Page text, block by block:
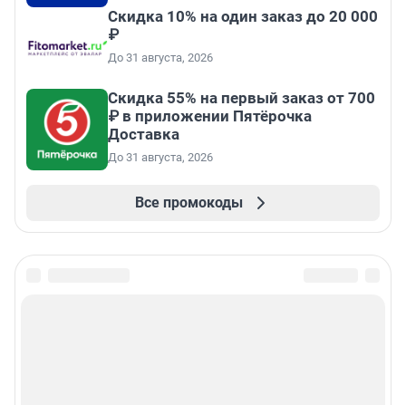
Скидка 10% на один заказ до 20 000
₽
До 31 августа, 2026
Скидка 55% на первый заказ от 700
₽ в приложении Пятёрочка
Доставка
До 31 августа, 2026
Все промокоды